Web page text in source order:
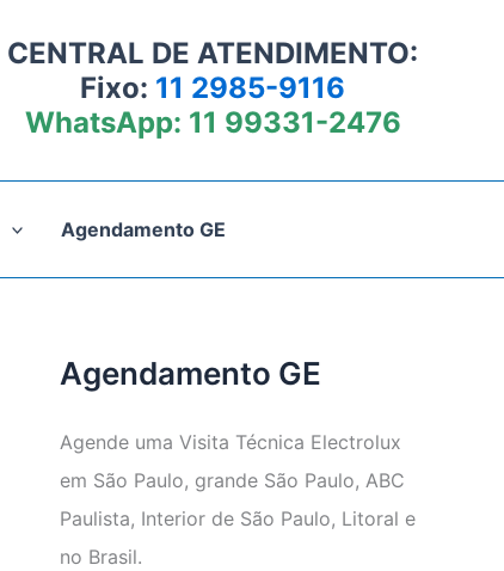
CENTRAL DE ATENDIMENTO:
Fixo: 11 2985-9116
WhatsApp: 11 99331-2476
Agendamento GE
Agendamento GE
Agende uma Visita Técnica Electrolux
em São Paulo, grande São Paulo, ABC
Paulista, Interior de São Paulo, Litoral e
no Brasil.